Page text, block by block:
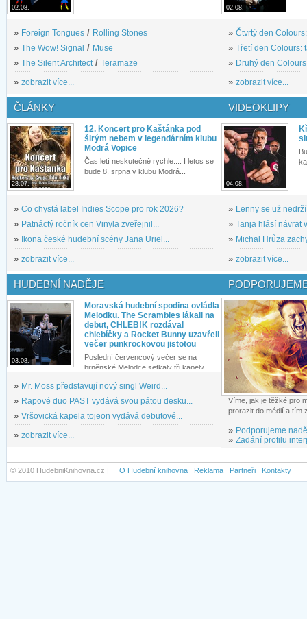
02.08.
» Foreign Tongues / Rolling Stones
» The Wow! Signal / Muse
» The Silent Architect/ Teramaze
» zobrazit více...
02.08.
» Čtvrtý den
» Třetí den Colours:
» Druhý den
» zobrazit více...
ČLÁNKY
28.07.
12. Koncert pro Kaštánka pod
širým nebem v legendárním klubu
Modrá Vopice
Čas letí neskutečně rychle.... I letos se
bude 8. srpna v klubu Modrá...
» Co chystá label Indies Scope pro rok 2026?
» Patnáctý ročník cen Vinyla zveřejnil...
»
Ikona české hudební scény Jana Uriel...
» zobrazit více...
VIDEOKLIPY
04.08.
» Lenny se už
» Tanja hlásí návrat
» Michal Hrůza
» zobrazit více...
HUDEBNÍ NADĚJE
03.08.
Moravská hudební spodina ovládla
Melodku. The Scrambles lákali na
debut, CHLEB!K rozdával
chlebíčky a Rocket Bunny uzavřeli
večer punkrockovou jistotou
Poslední červencový večer se na
brněnské Melodce setkaly tři kapely...
» Mr. Moss představují nový singl Weird...
» Rapové duo PAST vydává svou pátou desku...
» Vršovická kapela tojeon vydává debutové...
» zobrazit více...
Víme, jak je těžké pro
prorazit do médií a tím
» Podporujeme
» Zadání profilu
© 2010 HudebniKnihovna.cz | O Hudební knihovna Reklama Partneři Kontakty